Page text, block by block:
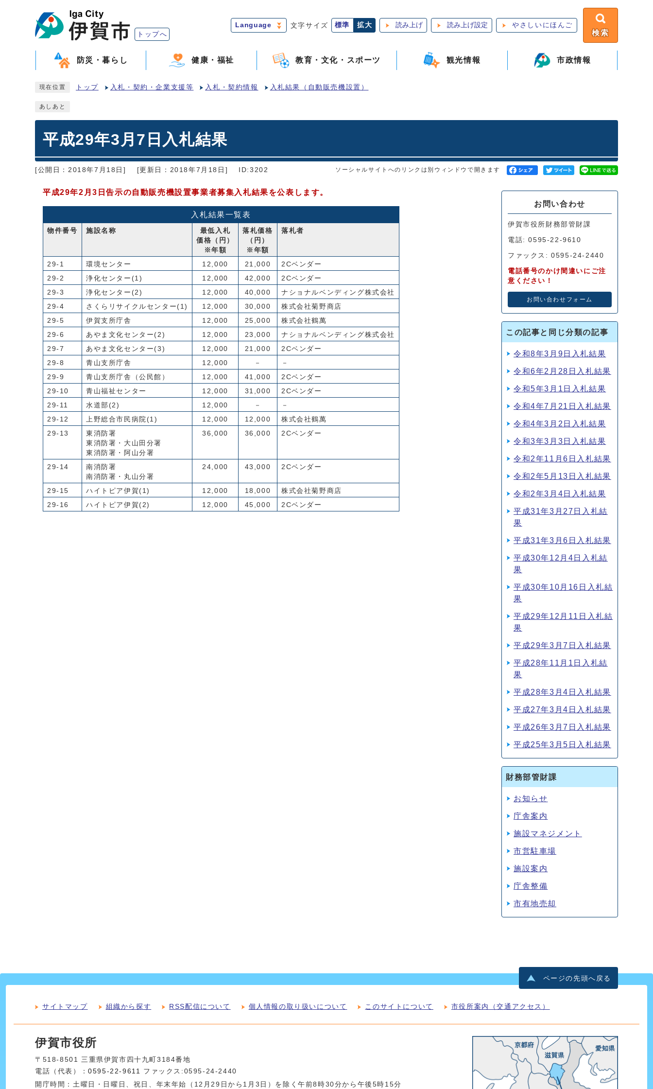
トップへ
Language 文字サイズ 標準 拡大 読み上げ 読み上げ設定 やさしいにほんご
検索
防災・暮らし 健康・福祉 教育・文化・スポーツ 観光情報 市政情報
現在位置 トップ 入札・契約・企業支援等 入札・契約情報 入札結果（自動販売機設置）
あしあと
平成29年3月7日入札結果
[公開日：2018年7月18日] [更新日：2018年7月18日] ID:3202 ソーシャルサイトへのリンクは別ウィンドウで開きます
平成29年2月3日告示の自動販売機設置事業者募集入札結果を公表します。
入札結果一覧表
物件番号 施設名称
最低入札
価格（円）
※年額
落札価格
（円）
※年額
落札者
29-1 環境センター 12,000 21,000
2Cベンダー
29-2
浄化センター(1) 12,000 42,000
2Cベンダー
29-3
浄化センター(2) 12,000 40,000
ナショナルベンディング株式会社
29-4
さくらリサイクルセンター(1) 12,000 30,000
株式会社菊野商店
29-5
伊賀支所庁舎 12,000 25,000
株式会社鶴萬
29-6
あやま文化センター(2) 12,000 23,000
ナショナルベンディング株式会社
29-7
あやま文化センター(3) 12,000 21,000
2Cベンダー
29-8
青山支所庁舎 12,000 －
－
29-9
青山支所庁舎（公民館） 12,000 41,000
2Cベンダー
29-10
青山福祉センター 12,000 31,000
2Cベンダー
29-11
水道部(2) 12,000 －
－
29-12
上野総合市民病院(1) 12,000 12,000
株式会社鶴萬
29-13
東消防署
東消防署・大山田分署
東消防署・阿山分署
36,000 36,000 2Cベンダー
29-14
南消防署
南消防署・丸山分署
24,000 43,000 2Cベンダー
29-15 ハイトピア伊賀(1) 12,000 18,000
株式会社菊野商店
29-16
ハイトピア伊賀(2) 12,000 45,000 2Cベンダー
お問い合わせ
伊賀市役所財務部管財課
電話: 0595-22-9610
ファックス: 0595-24-2440
電話番号のかけ間違いにご注
意ください！
お問い合わせフォーム
この記事と同じ分類の記事
令和8年3月9日入札結果
令和6年2月28日入札結果
令和5年3月1日入札結果
令和4年7月21日入札結果
令和4年3月2日入札結果
令和3年3月3日入札結果
令和2年11月6日入札結果
令和2年5月13日入札結果
令和2年3月4日入札結果
平成31年3月27日入札結
果
平成31年3月6日入札結果
平成30年12月4日入札結
果
平成30年10月16日入札結
果
平成29年12月11日入札結
果
平成29年3月7日入札結果
平成28年11月1日入札結
果
平成28年3月4日入札結果
平成27年3月4日入札結果
平成26年3月7日入札結果
平成25年3月5日入札結果
財務部管財課
お知らせ
庁舎案内
施設マネジメント
市営駐車場
施設案内
庁舎整備
市有地売却
ページの先頭へ戻る
サイトマップ 組織から探す RSS配信について 個人情報の取り扱いについて このサイトについて 市役所案内（交通アクセス）
伊賀市役所
〒518-8501 三重県伊賀市四十九町3184番地
電話（代表）：0595-22-9611 ファックス:0595-24-2440
開庁時間：土曜日・日曜日、祝日、年末年始（12月29日から1月3日）を除く午前8時30分から午後5時15分